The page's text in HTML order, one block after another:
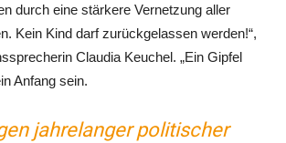
durch eine stärkere Vernetzung aller
Kein Kind darf zurückgelassen werden!“,
Claudia Keuchel. „Ein Gipfel
Anfang sein.
jahrelanger politischer